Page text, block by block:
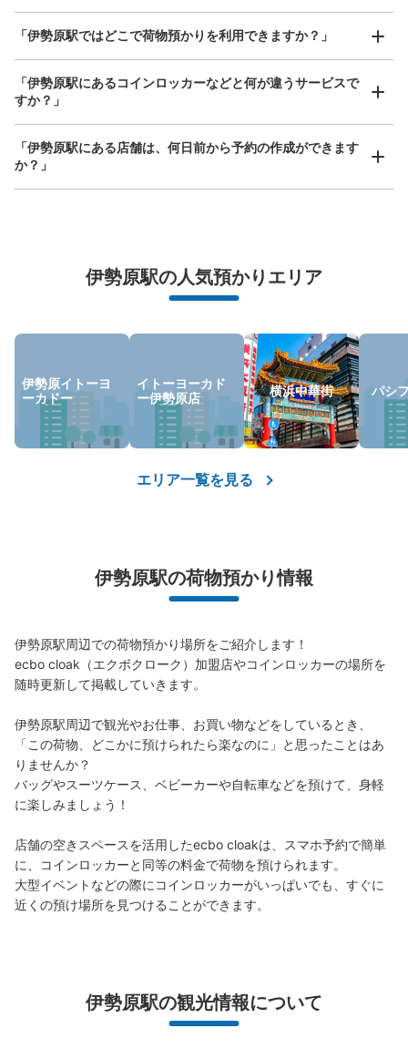
イトーヨーカドー伊勢原店内コインロッカ
ー
本日の営業時間:10:00 〜21:00
保管できる荷物数
18/ ¥100小 :16
¥100
荷物の破損、盗難等万が一に備えた保証も完備で安心
「伊勢原駅ではどこで荷物預かりを利用できますか？」
「伊勢原駅にあるコインロッカーなどと何が違うサービスで
すか？」
「伊勢原駅にある店舗は、何日前から予約の作成ができます
か？」
伊勢原駅の人気預かりエリア
伊勢原イトーヨ
ーカドー
イトーヨーカド
ー伊勢原店
横浜中華街 パシ
エリア一覧を見る
伊勢原駅の荷物預かり情報
伊勢原駅周辺での荷物預かり場所をご紹介します！
ecbo cloak（エクボクローク）加盟店やコインロッカーの場所を
随時更新して掲載していきます。
伊勢原駅周辺で観光やお仕事、お買い物などをしているとき、
「この荷物、どこかに預けられたら楽なのに」と思ったことはあ
りませんか？
バッグやスーツケース、ベビーカーや自転車などを預けて、身軽
に楽しみましょう！
店舗の空きスペースを活用したecbo cloakは、スマホ予約で簡単
に、コインロッカーと同等の料金で荷物を預けられます。
大型イベントなどの際にコインロッカーがいっぱいでも、すぐに
近くの預け場所を見つけることができます。
伊勢原駅の観光情報について